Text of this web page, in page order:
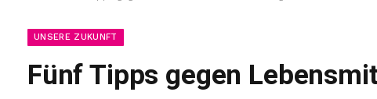
UNSERE ZUKUNFT
Fünf Tipps gegen